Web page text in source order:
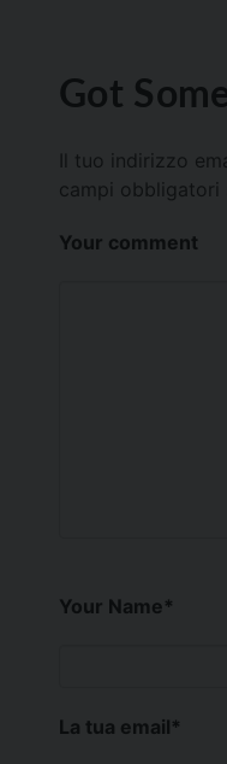
Got
Il tuo indirizzo
campi obbligatori
Your comment
Your Name*
La tua email*